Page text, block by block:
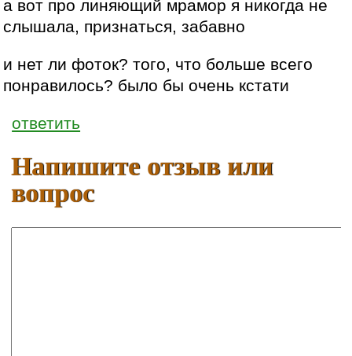
а вот про линяющий мрамор я никогда не
слышала, признаться, забавно
и нет ли фоток? того, что больше всего
понравилось? было бы очень кстати
ответить
Напишите отзыв или
вопрос